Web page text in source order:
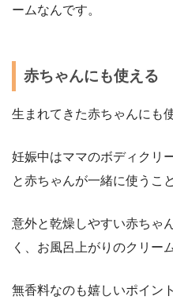
ームなんです。
赤ちゃんにも使える
生まれてきた赤ちゃんにも
妊娠中はママのボディクリ
と赤ちゃんが一緒に使うこ
意外と乾燥しやすい赤ちゃ
く、お風呂上がりのクリー
無香料なのも嬉しいポイン